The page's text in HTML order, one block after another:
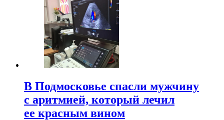
В Подмосковье спасли мужчину
с аритмией, который лечил
ее красным вином